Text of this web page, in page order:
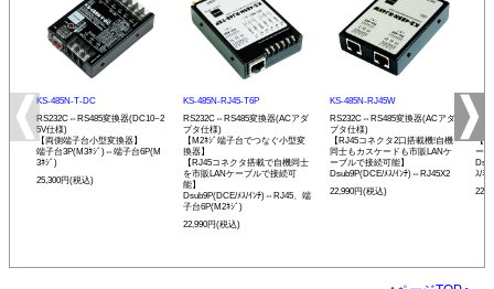
KS-485N-T-DC
RS232C⇔RS485変換器(DC10~2
5V仕様)
【両側端子台小型変換器】
端子台3P(M3ﾈｼﾞ)⇔端子台6P(M
3ﾈｼﾞ)
25,300円(税込)
KS-485N-RJ45-T6P
RS232C⇔RS485変換器(ACアダ
プタ仕様)
【M2ﾈｼﾞ端子台でつなぐ小型変
換器】
【RJ45コネクタ搭載で自機同士
を市販LANケーブルで接続可
能】
Dsub9P(DCE/ﾒｽ/ｲﾝﾁ)⇔RJ45、端
子台6P(M2ﾈｼﾞ)
22,990円(税込)
KS-485N-RJ45W
RS232C⇔RS485変換器(ACアダ
プタ仕様)
【RJ45コネクタ2口搭載機!自機
同士もカスケードも市販LANケ
ーブルで接続可能】
Dsub9P(DCE/ﾒｽ/ｲﾝﾁ)⇔RJ45X2
22,990円(税込)
【
ー
ｽ/ﾐﾘ)